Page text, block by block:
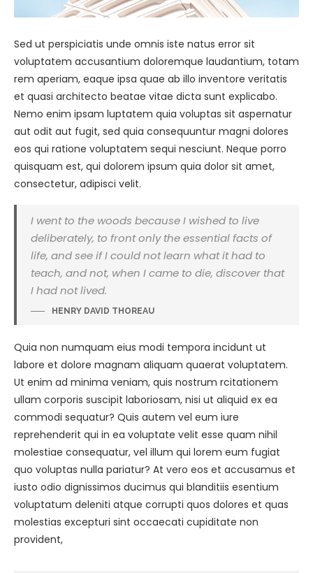
Sed ut perspiciatis unde omnis iste natus error sit
voluptatem accusantium doloremque laudantium, totam
rem aperiam, eaque ipsa quae ab illo inventore veritatis
et quasi architecto beatae vitae dicta sunt explicabo.
Nemo enim ipsam luptatem quia voluptas sit aspernatur
aut odit aut fugit, sed quia consequuntur magni dolores
eos qui ratione voluptatem sequi nesciunt. Neque porro
quisquam est, qui dolorem ipsum quia dolor sit amet,
consectetur, adipisci velit.
I went to the woods because I wished to live
deliberately, to front only the essential facts of
life, and see if I could not learn what it had to
teach, and not, when I came to die, discover that
I had not lived.
HENRY DAVID THOREAU
Quia non numquam eius modi tempora incidunt ut
labore et dolore magnam aliquam quaerat voluptatem.
Ut enim ad minima veniam, quis nostrum rcitationem
ullam corporis suscipit laboriosam, nisi ut aliquid ex ea
commodi sequatur? Quis autem vel eum iure
reprehenderit qui in ea voluptate velit esse quam nihil
molestiae consequatur, vel illum qui lorem eum fugiat
quo voluptas nulla pariatur? At vero eos et accusamus et
iusto odio dignissimos ducimus qui blanditiis esentium
voluptatum deleniti atque corrupti quos dolores et quas
molestias excepturi sint occaecati cupiditate non
provident,